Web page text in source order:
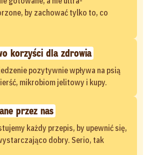
by zachować tylko to, co
korzyści dla zdrowia
pozytywnie wpływa na psią
mikrobiom jelitowy i kupy.
przez nas
każdy przepis, by upewnić się,
dobry. Serio, tak